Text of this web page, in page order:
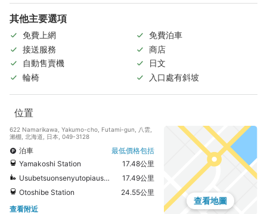
其他主要選項
免費上網
免費泊車
接送服務
商店
自動售賣機
日文
輪椅
入口處有斜坡
位置
622 Namarikawa, Yakumo-cho, Futami-gun, 八雲,
瀨棚, 北海道, 日本, 049-3128
泊車
最低價格包括
Yamakoshi Station
17.48公里
Usubetsuonsenyutopiausubetsu Hot Spring
17.49公里
Otoshibe Station
24.55公里
查看附近
查看地圖